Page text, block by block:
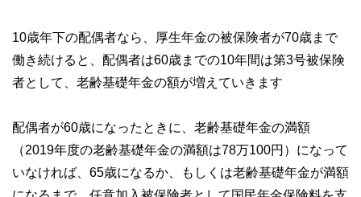
10歳年下の配偶者なら、厚生年金の被保険者が70歳まで
働き続けると、配偶者は60歳までの10年間は第3号被保険
者として、老齢基礎年金の額が増えていきます
配偶者が60歳になったときに、老齢基礎年金の満額
（2019年度の老齢基礎年金の満額は78万100円）になって
いなければ、65歳になるか、もしくは老齢基礎年金が満額